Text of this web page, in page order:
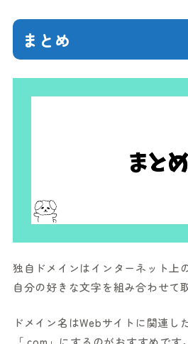
まとめ
独自ドメインはインターネット上
自分の好きな文字を組み合わせて
ドメイン名はWebサイトに関連し